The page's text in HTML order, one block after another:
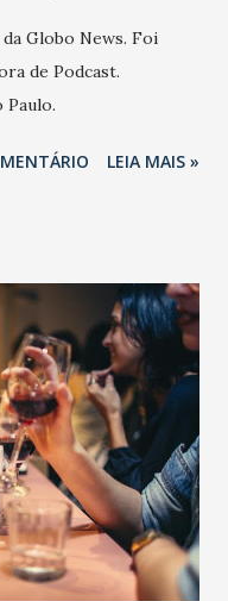
Globo News. Foi
de Podcast.
Paulo.
LEIA MAIS »